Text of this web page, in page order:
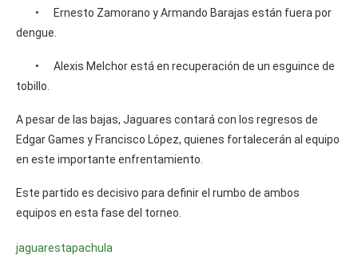
• Ernesto Zamorano y Armando Barajas están fuera por
dengue.
• Alexis Melchor está en recuperación de un esguince de
tobillo.
A pesar de las bajas, Jaguares contará con los regresos de
Edgar Games y Francisco López, quienes fortalecerán al equipo
en este importante enfrentamiento.
Este partido es decisivo para definir el rumbo de ambos
equipos en esta fase del torneo.
jaguarestapachula